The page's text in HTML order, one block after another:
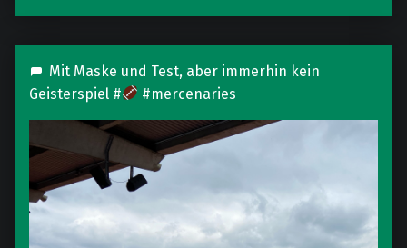
Mit Maske und Test, aber immerhin kein
Geisterspiel #
#mercenaries